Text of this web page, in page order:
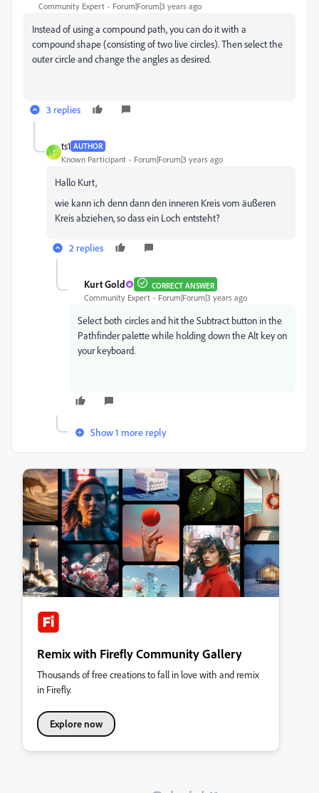
Community Expert Forum|Forum|3 years ago
Instead of using a compound path, you can do it with a
compound shape (consisting of two live circles). Then select the
outer circle and change the angles as desired.
3 replies
T
ts1 AUTHOR
Known Participant Forum|Forum|3 years ago
Hallo Kurt,
wie kann ich denn dann den inneren Kreis vom äußeren
Kreis abziehen, so dass ein Loch entsteht?
2 replies
Kurt Gold CORRECT ANSWER
Community Expert Forum|Forum|3 years ago
Select both circles and hit the Subtract button in the
Pathfinder palette while holding down the Alt key on
your keyboard.
Show 1 more reply
Remix with Firefly Community Gallery
Thousands of free creations to fall in love with and remix
in Firefly.
Explore now